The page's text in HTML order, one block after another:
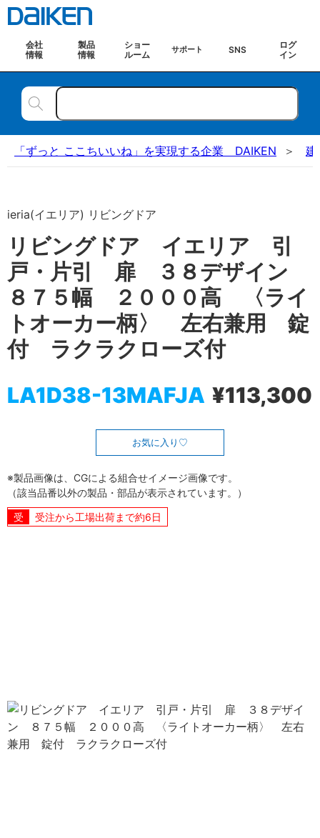
会社
情報
製品
情報
ショー
ルーム
サポート SNS
ログ
イン
「ずっと ここちいいね」を実現する企業 DAIKEN 建
ieria(イエリア) リビングドア
リビングドア イエリア 引
戸・片引 扉 ３８デザイン
８７５幅 ２０００高 〈ライ
トオーカー柄〉 左右兼用 錠
付 ラクラクローズ付
LA1D38-13MAFJA ¥113,300
お気に入り
※製品画像は、CGによる組合せイメージ画像です。
（該当品番以外の製品・部品が表示されています。）
受注から工場出荷まで約6日